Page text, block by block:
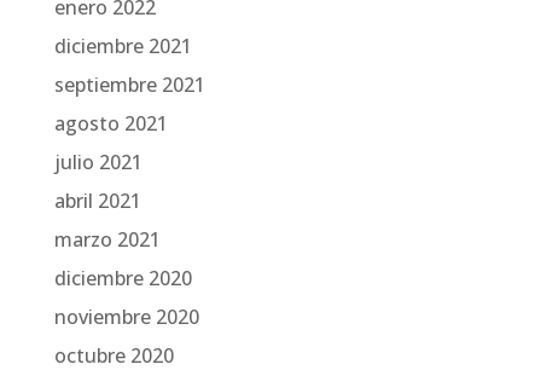
enero 2022
diciembre 2021
septiembre 2021
agosto 2021
julio 2021
abril 2021
marzo 2021
diciembre 2020
noviembre 2020
octubre 2020